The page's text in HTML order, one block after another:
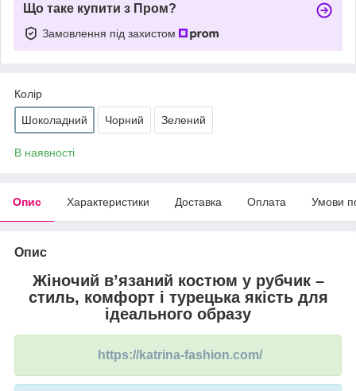
Що таке купити з Пром?
Замовлення під захистом
Колір
Шоколадний Чорний Зелений
В наявності
Опис Характеристики Доставка Оплата Умови
Опис
Жіночий в’язаний костюм у рубчик –
стиль, комфорт і турецька якість для
ідеального образу
https://katrina-fashion.com/